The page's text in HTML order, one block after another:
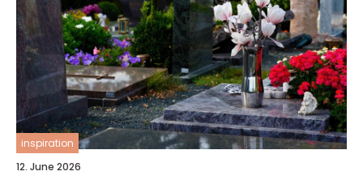
inspiration
12. June 2026